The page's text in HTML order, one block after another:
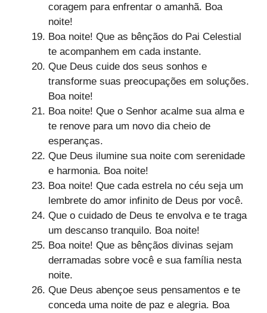
coragem para enfrentar o amanhã. Boa
noite!
Boa noite! Que as bênçãos do Pai Celestial
te acompanhem em cada instante.
Que Deus cuide dos seus sonhos e
transforme suas preocupações em soluções.
Boa noite!
Boa noite! Que o Senhor acalme sua alma e
te renove para um novo dia cheio de
esperanças.
Que Deus ilumine sua noite com serenidade
e harmonia. Boa noite!
Boa noite! Que cada estrela no céu seja um
lembrete do amor infinito de Deus por você.
Que o cuidado de Deus te envolva e te traga
um descanso tranquilo. Boa noite!
Boa noite! Que as bênçãos divinas sejam
derramadas sobre você e sua família nesta
noite.
Que Deus abençoe seus pensamentos e te
conceda uma noite de paz e alegria. Boa